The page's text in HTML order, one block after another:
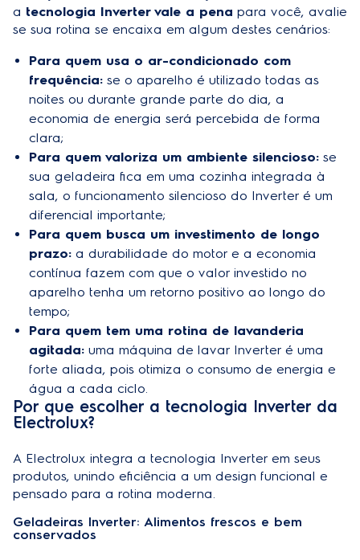
a tecnologia Inverter vale a pena para você, avalie
se sua rotina se encaixa em algum destes cenários:
Para quem usa o ar-condicionado com
frequência: se o aparelho é utilizado todas as
noites ou durante grande parte do dia, a
economia de energia será percebida de forma
clara;
Para quem valoriza um ambiente silencioso: se
sua geladeira fica em uma cozinha integrada à
sala, o funcionamento silencioso do Inverter é um
diferencial importante;
Para quem busca um investimento de longo
prazo: a durabilidade do motor e a economia
contínua fazem com que o valor investido no
aparelho tenha um retorno positivo ao longo do
tempo;
Para quem tem uma rotina de lavanderia
agitada: uma máquina de lavar Inverter é uma
forte aliada, pois otimiza o consumo de energia e
água a cada ciclo.
Por que escolher a tecnologia Inverter da
Electrolux?
A Electrolux integra a tecnologia Inverter em seus
produtos, unindo eficiência a um design funcional e
pensado para a rotina moderna.
Geladeiras Inverter: Alimentos frescos e bem
conservados